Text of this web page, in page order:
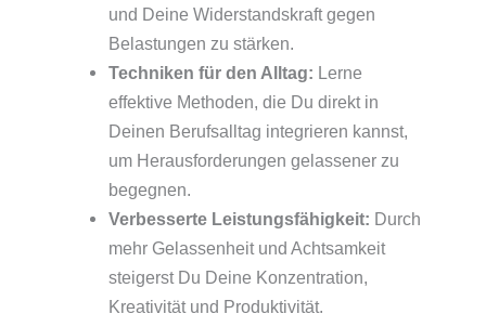
und Deine Widerstandskraft gegen
Belastungen zu stärken.
Techniken für den Alltag: Lerne
effektive Methoden, die Du direkt in
Deinen Berufsalltag integrieren kannst,
um Herausforderungen gelassener zu
begegnen.
Verbesserte Leistungsfähigkeit: Durch
mehr Gelassenheit und Achtsamkeit
steigerst Du Deine Konzentration,
Kreativität und Produktivität.